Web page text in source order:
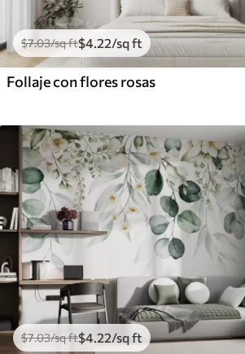
$7.03/sq ft$4 .22/sq ft
Follaje con flores rosas
$7.03/sq ft$4.22/sq ft